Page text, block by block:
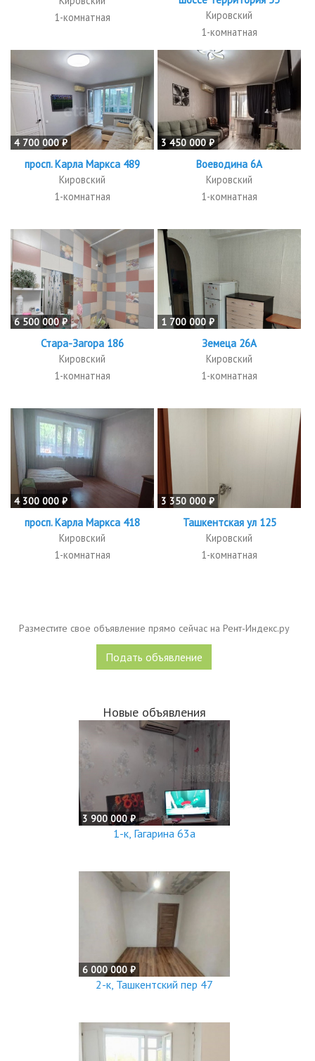
1-комнатная
Кировский
1-комнатная
4 700 000 ₽
просп. Карла Маркса 489
Кировский
1-комнатная
3 450 000 ₽
Воеводина 6А
Кировский
1-комнатная
6 500 000 ₽
Стара-Загора 186
Кировский
1-комнатная
1 700 000 ₽
Земеца 26А
Кировский
1-комнатная
4 300 000 ₽
просп. Карла Маркса 418
Кировский
1-комнатная
3 350 000 ₽
Ташкентская ул 125
Кировский
1-комнатная
Разместите свое объявление прямо сейчас на Рент-Индекс.ру
Подать объявление
Новые объявления
3 900 000 ₽
1-к, Гагарина 63а
6 000 000 ₽
2-к, Ташкентский пер 47